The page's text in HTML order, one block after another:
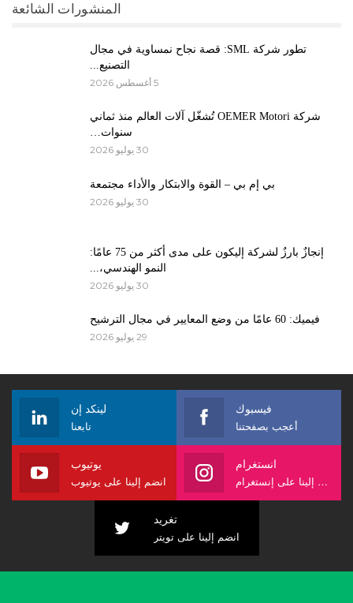
المنشورات الشائعة
تطور شركة SML: قصة نجاح نمساوية في مجال
التصنيع...
5 أغسطس 2026
شركة OEMER Motori تُشغّل آلات العالم منذ ثماني
سنوات…
30 يوليو 2026
بي إم بي – القوة والابتكار والأداء مجتمعة
30 يوليو 2026
إنجازٌ بارزٌ لشركة إليكون على مدى أكثر من 75 عامًا:
النمو الهندسي،...
30 يوليو 2026
فيميك: 60 عامًا من وضع المعايير في مجال الترشيح
29 يوليو 2026
لينكد إن
تابعنا
فيسبوك
أعجب بصفحتنا
يوتيوب
انضم إلينا على يوتيوب
انستغرام
انضم إلينا على إنستغرام
تغريد
انضم إلينا على تويتر